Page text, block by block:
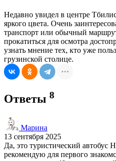
Недавно увидел в центре
яркого цвета. Очень
транспорт или обычный
прокатиться для осмотра
узнать мнение тех, кто уже
грузинской столице.
Ответы 8
Марина
13 сентября 2025
Да, это туристический автобус
рекомендую для первого